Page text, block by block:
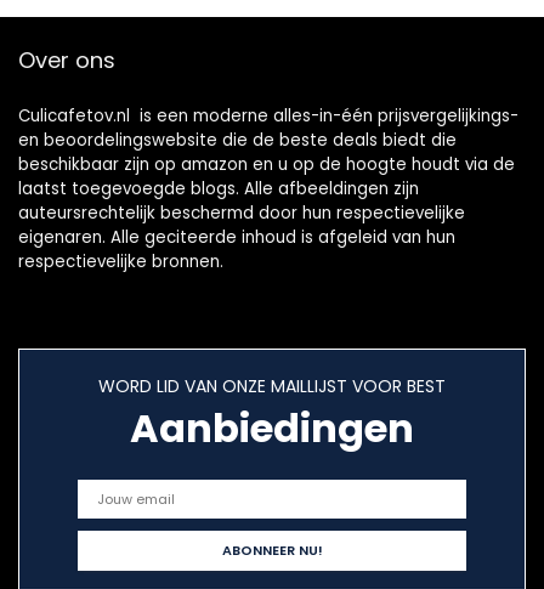
Over ons
Culicafetov.nl is een moderne alles-in-één prijsvergelijkings-
en beoordelingswebsite die de beste deals biedt die
beschikbaar zijn op amazon en u op de hoogte houdt via de
laatst toegevoegde blogs. Alle afbeeldingen zijn
auteursrechtelijk beschermd door hun respectievelijke
eigenaren. Alle geciteerde inhoud is afgeleid van hun
respectievelijke bronnen.
WORD LID VAN ONZE MAILLIJST VOOR BEST
Aanbiedingen